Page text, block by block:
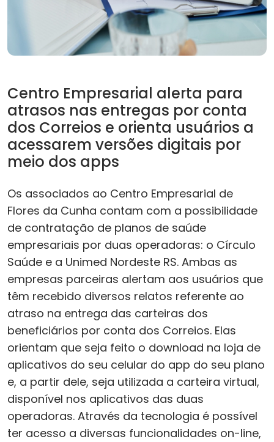
Centro Empresarial alerta para
atrasos nas entregas por conta
dos Correios e orienta usuários a
acessarem versões digitais por
meio dos apps
Os associados ao Centro Empresarial de
Flores da Cunha contam com a possibilidade
de contratação de planos de saúde
empresariais por duas operadoras: o Círculo
Saúde e a Unimed Nordeste RS. Ambas as
empresas parceiras alertam aos usuários que
têm recebido diversos relatos referente ao
atraso na entrega das carteiras dos
beneficiários por conta dos Correios. Elas
orientam que seja feito o download na loja de
aplicativos do seu celular do app do seu plano
e, a partir dele, seja utilizada a carteira virtual,
disponível nos aplicativos das duas
operadoras. Através da tecnologia é possível
ter acesso a diversas funcionalidades on-line,